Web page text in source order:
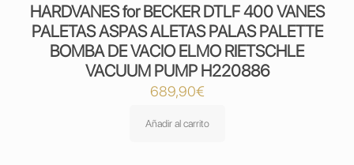
HARDVANES for BECKER DTLF 400 VANES
PALETAS ASPAS ALETAS PALAS PALETTE
BOMBA DE VACIO ELMO RIETSCHLE
VACUUM PUMP H220886
689,90€
Añadir al carrito